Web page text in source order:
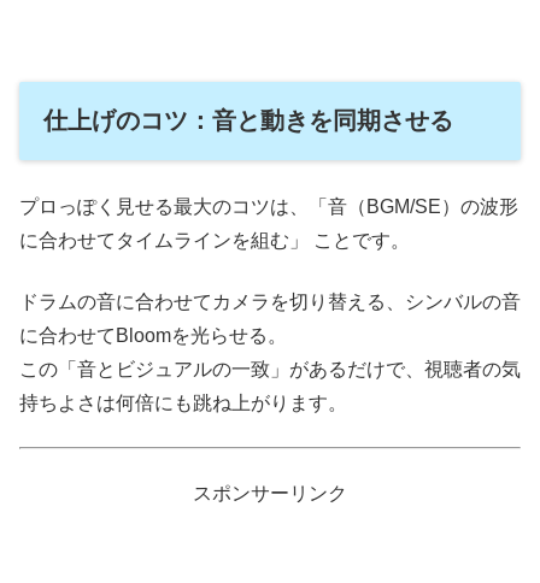
仕上げのコツ：音と動きを同期させる
プロっぽく見せる最大のコツは、「音（BGM/SE）の波形
に合わせてタイムラインを組む」 ことです。
ドラムの音に合わせてカメラを切り替える、シンバルの音
に合わせてBloomを光らせる。
この「音とビジュアルの一致」があるだけで、視聴者の気
持ちよさは何倍にも跳ね上がります。
スポンサーリンク